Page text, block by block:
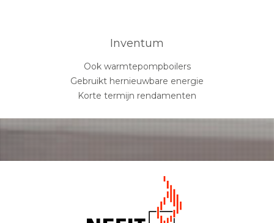
Inventum
Ook warmtepompboilers
Gebruikt hernieuwbare energie
Korte termijn rendamenten